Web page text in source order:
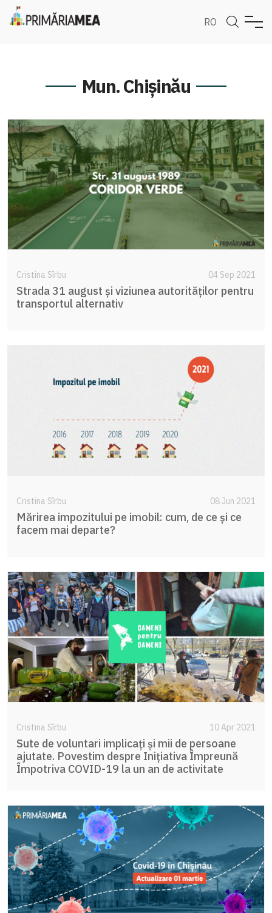
RO
Mun. Chișinău
Cristina Sîrbu 04 Sep 2021
Strada 31 august și viziunea autorităților pentru
transportul alternativ
Cristina Sîrbu 08 Jun 2021
Mărirea impozitului pe imobil: cum, de ce și ce
facem mai departe?
Cristina Sîrbu 10 Apr 2021
Sute de voluntari implicați și mii de persoane
ajutate. Povestim despre Inițiativa Împreună
Împotriva COVID-19 la un an de activitate